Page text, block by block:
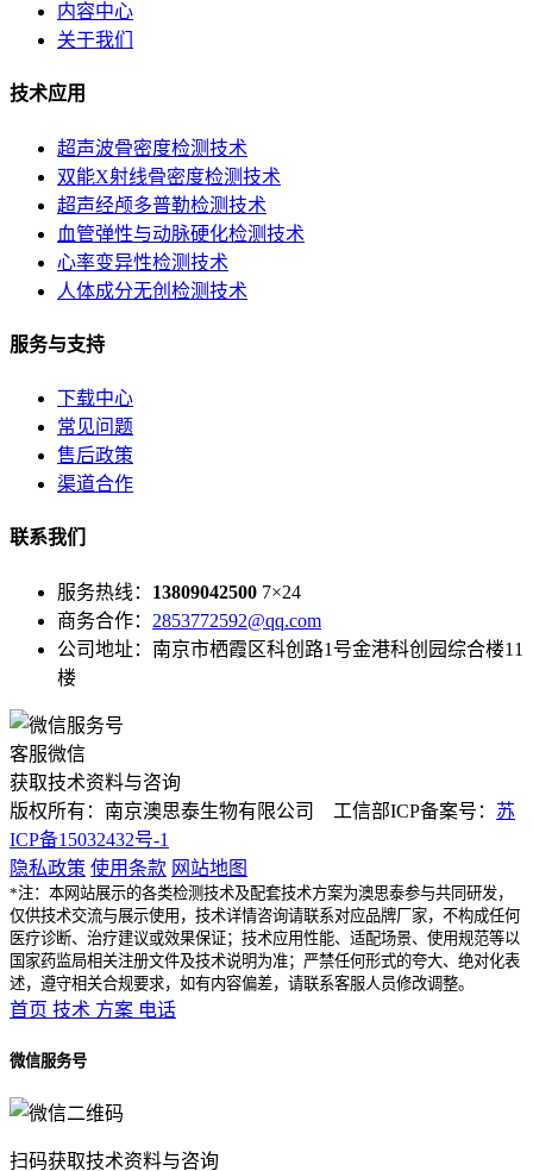
内容中心
关于我们
技术应用
超声波骨密度检测技术
双能X射线骨密度检测技术
超声经颅多普勒检测技术
血管弹性与动脉硬化检测技术
心率变异性检测技术
人体成分无创检测技术
服务与支持
下载中心
常见问题
售后政策
渠道合作
联系我们
服务热线： 13809042500 7×24
商务合作： 2853772592@qq.com
公司地址：南京市栖霞区科创路1号金港科创园综合楼11
楼
客服微信
获取技术资料与咨询
版权所有：南京澳思泰生物有限公司 工信部ICP备案号： 苏
ICP备15032432号-1
隐私政策 使用条款 网站地图
*注：本网站展示的各类检测技术及配套技术方案为澳思泰参与共同研发，
仅供技术交流与展示使用，技术详情咨询请联系对应品牌厂家，不构成任何
医疗诊断、治疗建议或效果保证；技术应用性能、适配场景、使用规范等以
国家药监局相关注册文件及技术说明为准；严禁任何形式的夸大、绝对化表
述，遵守相关合规要求，如有内容偏差，请联系客服人员修改调整。
首页 技术 方案 电话
微信服务号
扫码获取技术资料与咨询